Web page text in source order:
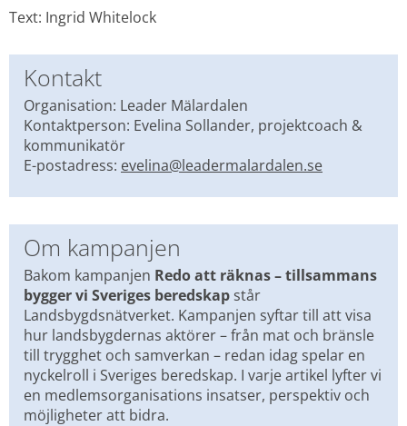
Text: Ingrid Whitelock
Kontakt
Organisation: Leader Mälardalen
Kontaktperson: Evelina Sollander, projektcoach &
kommunikatör
E-postadress: evelina@leadermalardalen.se
Om kampanjen
Bakom kampanjen Redo att räknas – tillsammans
bygger vi Sveriges beredskap står
Landsbygdsnätverket. Kampanjen syftar till att visa
hur landsbygdernas aktörer – från mat och bränsle
till trygghet och samverkan – redan idag spelar en
nyckelroll i Sveriges beredskap. I varje artikel lyfter vi
en medlemsorganisations insatser, perspektiv och
möjligheter att bidra.